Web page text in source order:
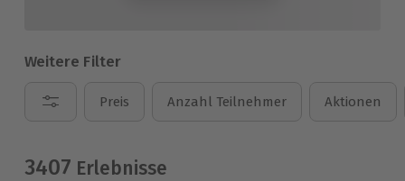
Weitere Filter
Preis Anzahl Teilnehmer Aktionen
3407 Erlebnisse